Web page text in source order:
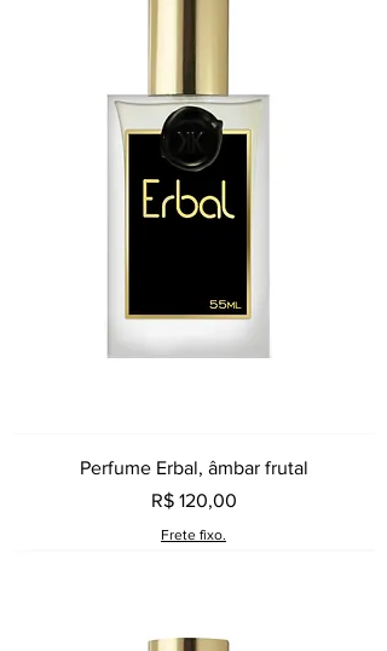
Perfume Erbal, âmbar frutal
Preço
R$ 120,00
Frete fixo.